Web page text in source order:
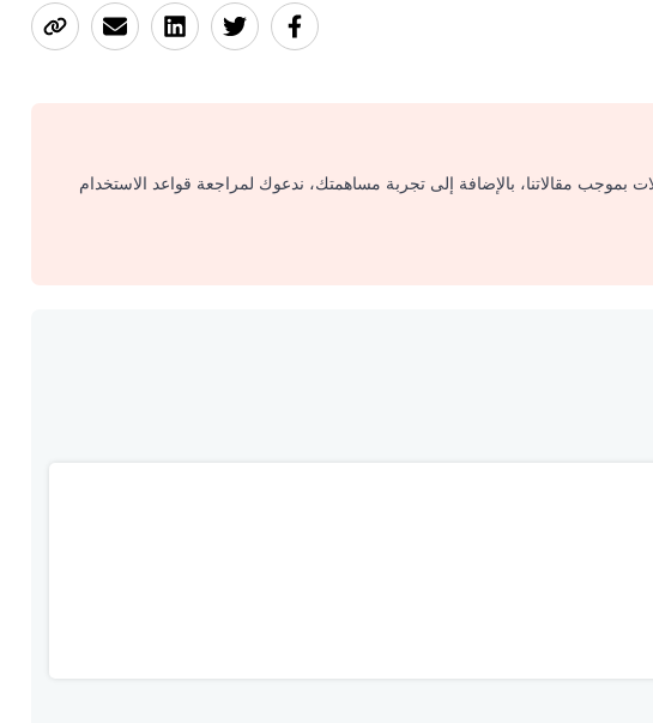
بموجب مقالاتنا، بالإضافة إلى تجربة مساهمتك، ندعوك لمراجعة قواعد الاستخدام